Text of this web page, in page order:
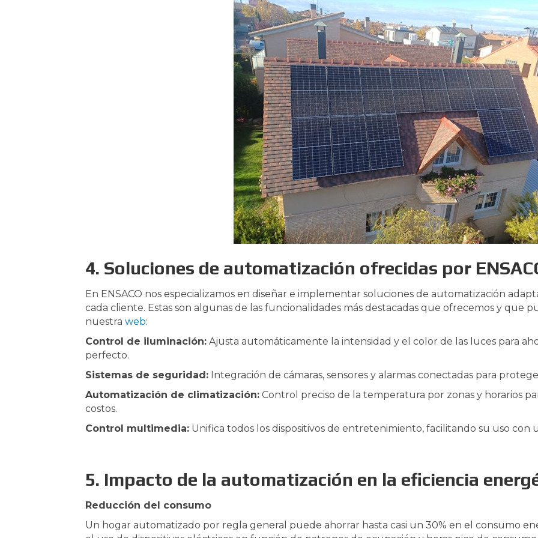
4. Soluciones de automatización ofrecidas por
En ENSACO nos especializamos en diseñar e implementar soluciones de automatización
cada cliente. Estas son algunas de las funcionalidades más destacadas que ofrecemos y que
nuestra web:
Control de iluminación: Ajusta automáticamente la intensidad y el color de las luces para
perfecto.
Sistemas de seguridad: Integración de cámaras, sensores y alarmas conectadas para
Automatización de climatización: Control preciso de la temperatura por zonas y horarios
costos.
Control multimedia: Unifica todos los dispositivos de entretenimiento, facilitando su uso con
5. Impacto de la automatización en la eficiencia
Reducción del consumo
Un hogar automatizado por regla general puede ahorrar hasta casi un 30% en el consumo